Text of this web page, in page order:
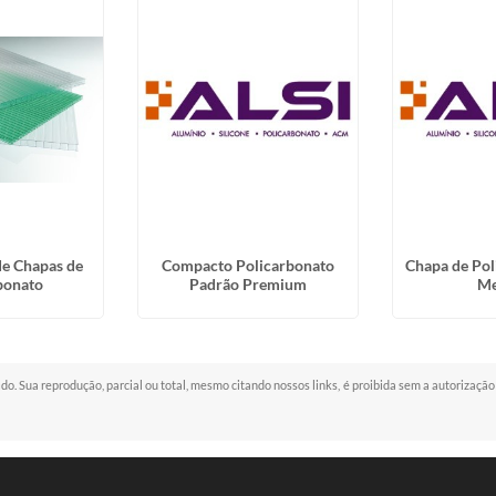
Chapas de
Compacto Policarbonato
Padrão Premium
Chapa de
Sua reprodução, parcial ou total, mesmo citando nossos links, é proibida sem a